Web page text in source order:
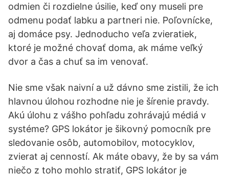
odmien či rozdielne úsilie, keď ony museli pre
odmenu podať labku a partneri nie. Poľovnícke,
aj domáce psy. Jednoducho veľa zvieratiek,
ktoré je možné chovať doma, ak máme veľký
dvor a čas a chuť sa im venovať.
Nie sme však naivní a už dávno sme zistili, že ich
hlavnou úlohou rozhodne nie je šírenie pravdy.
Akú úlohu z vášho pohľadu zohrávajú médiá v
systéme? GPS lokátor je šikovný pomocník pre
sledovanie osôb, automobilov, motocyklov,
zvierat aj cenností. Ak máte obavy, že by sa vám
niečo z toho mohlo stratiť, GPS lokátor je